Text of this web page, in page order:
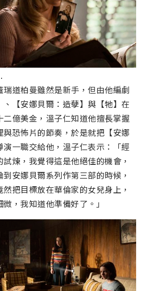
瑞道柏曼雖然是新手，但由他編劇
、【安娜貝爾：造孽】與【牠】在
二億美金，溫子仁知道他擅長掌握
與恐怖片的節奏，於是就把【安娜
演一職交給他，溫子仁表示：「經
煉，我覺得這是他絕佳的機會，
安娜貝爾系列作第三部的時候，
把目標放在華倫家的女兒身上，
，我知道他準備好了。」